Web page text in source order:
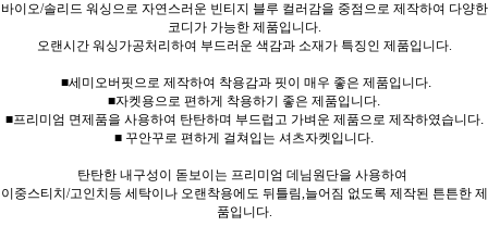
바이오/솔리드 워싱으로 자연스러운 빈티지 블루 컬러감을 중점으로 제작하여 다양한
코디가 가능한 제품입니다.
오랜시간 워싱가공처리하여 부드러운 색감과 소재가 특징인 제품입니다.
■세미오버핏으로 제작하여 착용감과 핏이 매우 좋은 제품입니다.
■자켓용으로 편하게 착용하기 좋은 제품입니다.
■프리미엄 면제품을 사용하여 탄탄하며 부드럽고 가벼운 제품으로 제작하였습니다.
■ 꾸안꾸로 편하게 걸쳐입는 셔츠자켓입니다.
탄탄한 내구성이 돋보이는 프리미엄 데님원단을 사용하여
이중스티치/고인치등 세탁이나 오랜착용에도 뒤틀림,늘어짐 없도록 제작된 튼튼한 제
품입니다.